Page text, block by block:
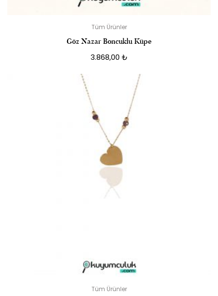
Tüm Ürünler
Göz Nazar Boncuklu Küpe
3.868,00 ₺
Tüm Ürünler